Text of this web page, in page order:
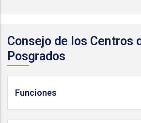
Consejo de los Centros
Posgrados
Funciones